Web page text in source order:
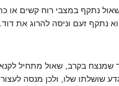
נתקף במצבי רוח קשים או
נתקף זעם וניסה להרוג את דוד.
בקרב, שאול מתחיל לקנא
שושלתו שלו, ולכן מנסה